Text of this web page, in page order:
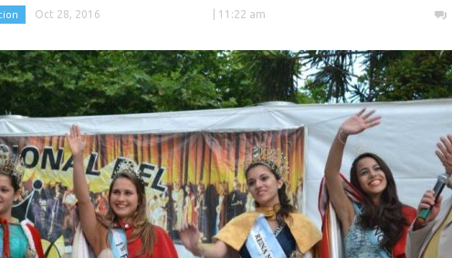
Oct 28, 2016 | 11:22 am